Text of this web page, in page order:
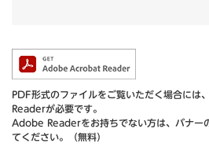
PDF形式のファイルをご覧いただく場合に
Readerが必要です。
Adobe Readerをお持ちでない方は、バナー
てください。（無料）